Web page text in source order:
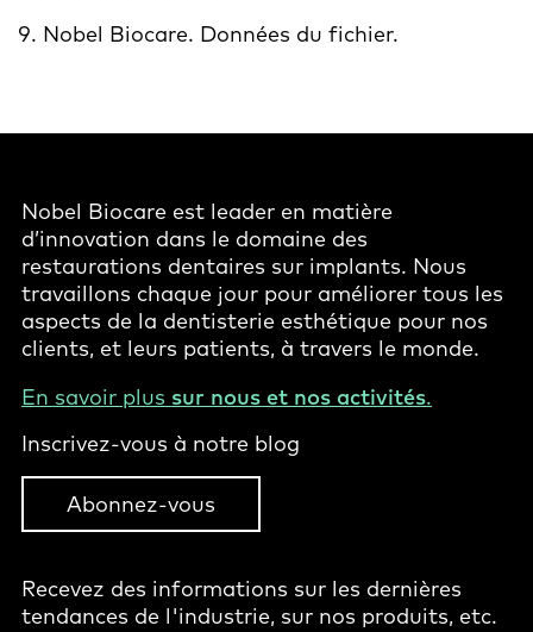
Nobel Biocare. Données du fichier.
Nobel Biocare est leader en matière
d’innovation dans le domaine des
restaurations dentaires sur implants. Nous
travaillons chaque jour pour améliorer tous les
aspects de la dentisterie esthétique pour nos
clients, et leurs patients, à travers le monde.
En savoir plus sur nous et nos activités.
Inscrivez-vous à notre blog
Abonnez-vous
Recevez des informations sur les dernières
tendances de l'industrie, sur nos produits, etc.